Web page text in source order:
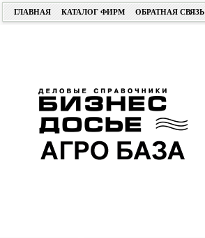
ГЛАВНАЯ КАТАЛОГ ФИРМ ОБРАТНАЯ СВЯЗЬ